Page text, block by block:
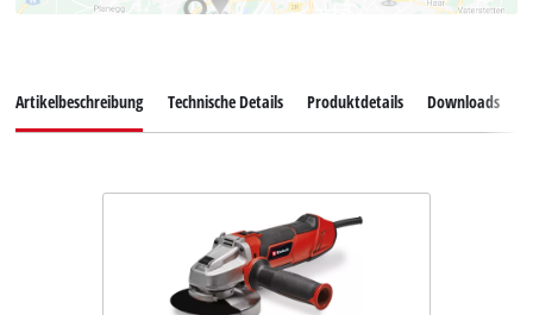
Artikelbeschreibung Technische Details Produktdetails Downloads